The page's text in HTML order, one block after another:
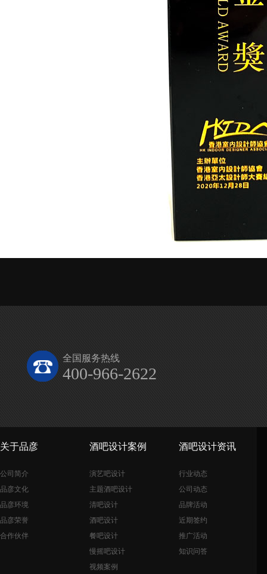
全国服务热线
400-966-2622
关于品彦
公司简介
品彦文化
品彦环境
品彦荣誉
合作伙伴
酒吧设计案例
演艺吧设计
主题酒吧设计
清吧设计
酒吧设计
餐吧设计
慢摇吧设计
视频案例
酒吧设计资讯
行业动态
公司动态
品牌活动
近期签约
推广活动
知识问答